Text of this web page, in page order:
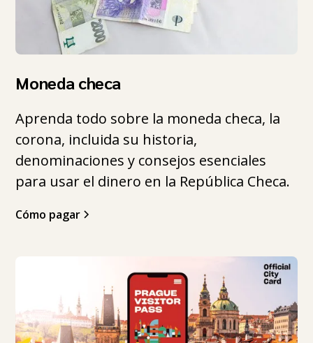
Moneda checa
Aprenda todo sobre la moneda checa, la
corona, incluida su historia,
denominaciones y consejos esenciales
para usar el dinero en la República Checa.
Cómo pagar